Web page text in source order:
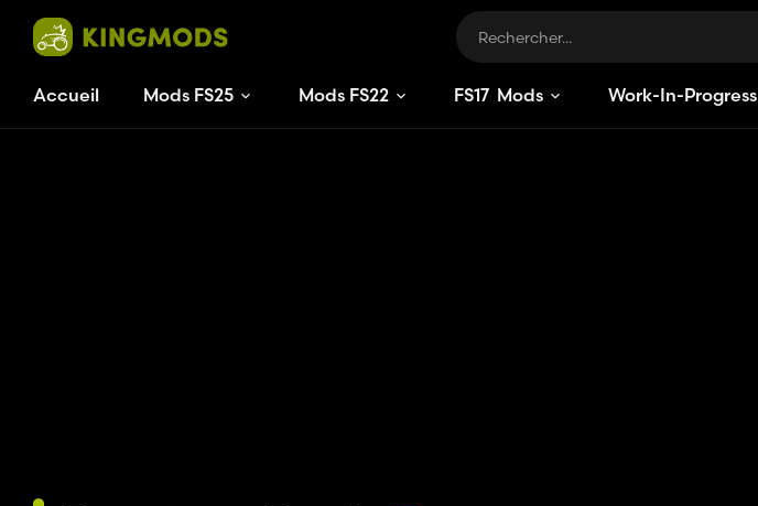
Accueil Mods FS25 Mods FS22 FS17 Mods Work-In-Progress